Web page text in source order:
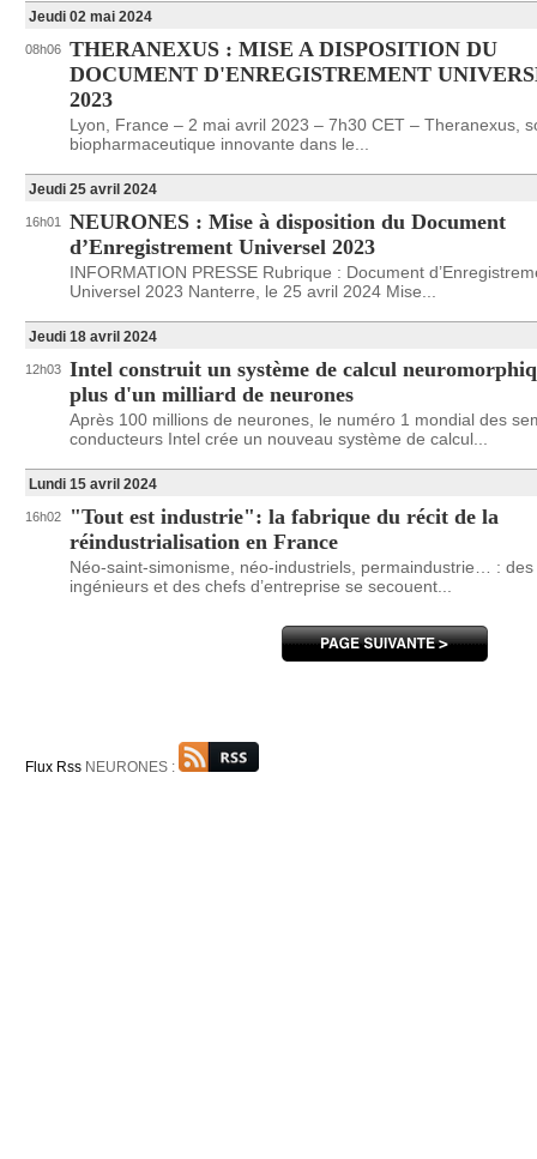
Jeudi 02 mai 2024
08h06 THERANEXUS : MISE A DISPOSITION DU
DOCUMENT D'ENREGISTREMENT
2023
Lyon, France – 2 mai avril 2023 – 7h30 CET – Theranexus,
biopharmaceutique innovante dans le...
Jeudi 25 avril 2024
16h01
NEURONES : Mise à disposition du Document
d’Enregistrement Universel 2023
INFORMATION PRESSE Rubrique : Document
Universel 2023 Nanterre, le 25 avril 2024 Mise...
Jeudi 18 avril 2024
12h03 Intel construit un système de calcul
plus d'un milliard de neurones
Après 100 millions de neurones, le numéro 1 mondial des
conducteurs Intel crée un nouveau système de calcul...
Lundi 15 avril 2024
16h02
"Tout est industrie": la fabrique du récit de la
réindustrialisation en France
Néo-saint-simonisme, néo-industriels, permaindustrie… : des
ingénieurs et des chefs d’entreprise se secouent...
Flux Rss NEURONES :